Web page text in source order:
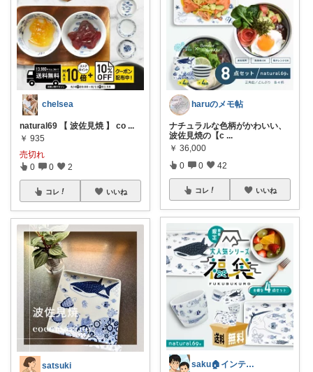
chelsea
natural69 【 波佐見焼 】 co ...
￥ 935
売切れ
0 0 2
コレ いいね
satsuki
haruのメモ帖
ナチュラルな色柄がかわいい、
波佐見焼の【c ...
￥ 36,000
0 0 42
コレ いいね
saku🏠インテリア🪑雑貨